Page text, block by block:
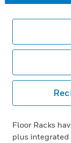
Floor Racks
plus